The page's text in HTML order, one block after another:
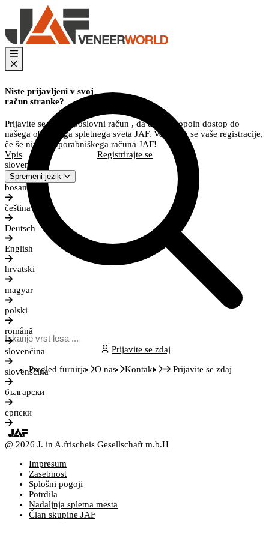
Prijavite se zdaj
Pregled furnirja O nas Kontakt Prijavite se zdaj
Niste prijavljeni v svoj
račun stranke?
Prijavite se v svoj poslovni račun , da dobite popoln dostop do
našega obsežnega spletnega sveta JAF. Veselimo se vaše registracije,
če še nimate uporabniškega računa JAF!
Vpis
Registrirajte se
slovenščina
Spremeni jezik
bosanski
čeština
Deutsch
English
hrvatski
magyar
polski
română
slovenčina
slovenščina
български
српски
@ 2026 J. in A.frischeis Gesellschaft m.b.H
Impresum
Zasebnost
Splošni pogoji
Potrdila
Nadaljnja spletna mesta
Član skupine JAF